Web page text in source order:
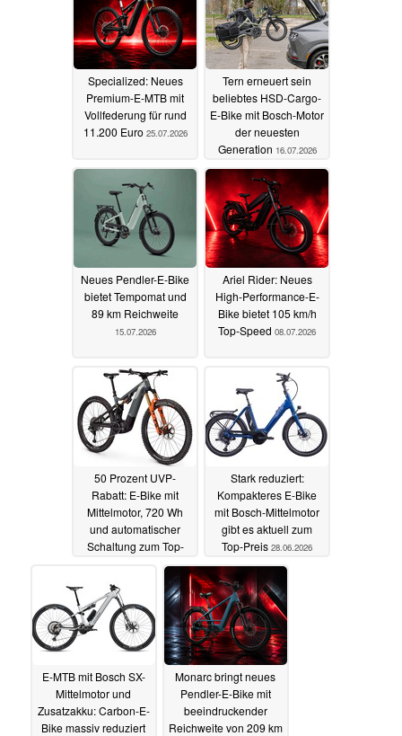
Specialized: Neues
Premium-E-MTB mit
Vollfederung für rund
11.200 Euro 25.07.2026
Tern erneuert sein
beliebtes HSD-Cargo-
E-Bike mit Bosch-Motor
der neuesten
Generation 16.07.2026
Neues Pendler-E-Bike
bietet Tempomat und
89 km Reichweite
15.07.2026
Ariel Rider: Neues
High-Performance-E-
Bike bietet 105 km/h
Top-Speed 08.07.2026
50 Prozent UVP-
Rabatt: E-Bike mit
Mittelmotor, 720 Wh
und automatischer
Schaltung zum Top-
07.07.2026
Stark reduziert:
Kompakteres E-Bike
mit Bosch-Mittelmotor
gibt es aktuell zum
Top-Preis 28.06.2026
E-MTB mit Bosch SX-
Mittelmotor und
Zusatzakku: Carbon-E-
Bike massiv reduziert
Monarc bringt neues
Pendler-E-Bike mit
beeindruckender
Reichweite von 209 km